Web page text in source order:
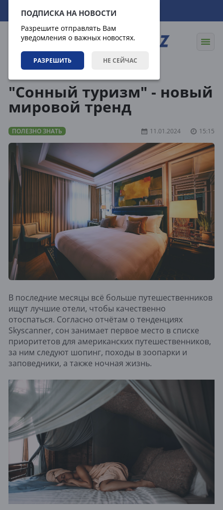
ПОДПИСКА НА НОВОСТИ
Разрешите отправлять Вам
уведомления о важных новостях.
РАЗРЕШИТЬ НЕ СЕЙЧАС
09.08.2026 06:26:56
"Сонный туризм" - новый
мировой тренд
ПОЛЕЗНО ЗНАТЬ 11.01.2024 15:15
В последние месяцы всё больше путешественников
ищут лучшие отели, чтобы качественно
отоспаться. Согласно отчётам о тенденциях
Skyscanner, сон занимает первое место в списке
приоритетов для американских путешественников,
за ним следуют шопинг, походы в зоопарки и
заповедники, а также ночная жизнь.